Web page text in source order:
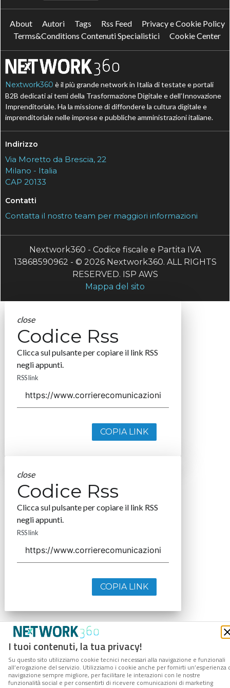
I tuoi contenuti, la tua privacy!
Su questo sito utilizziamo cookie tecnici necessari alla navigazione e funzionali
all’erogazione del servizio. Utilizziamo i cookie anche per fornirti un’esperienza
navigazione sempre migliore, per facilitare le interazioni con le nostre
funzionalità social e per consentirti di ricevere comunicazioni di marketing
About Autori Tags Rss Feed
Privacy e Cookie Policy
Terms&Conditions Contenuti Specialistici
Cookie Center
Nextwork360 è il più grande network in Italia di testate e portali
B2B dedicati ai temi della Trasformazione Digitale e dell’Innovazione
Imprenditoriale. Ha la missione di diffondere la cultura digitale e
imprenditoriale nelle imprese e pubbliche amministrazioni italiane.
Indirizzo
Via Moretto da Brescia, 22
Milano - Italia
CAP 20133
Contatti
Contatta il nostro team per maggiori informazioni
Nextwork360 - Codice fiscale e Partita IVA
13868590962 - © 2026 Nextwork360. ALL RIGHTS
RESERVED. ISP AWS
Mappa del sito
close
Codice Rss
Clicca sul pulsante per copiare il link RSS
negli appunti.
RSS link
COPIA LINK
close
Codice Rss
Clicca sul pulsante per copiare il link RSS
negli appunti.
RSS link
COPIA LINK